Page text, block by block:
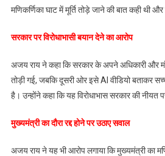
मणिकर्णिका घाट में मूर्ति तोड़े जाने की बात कही थी
सरकार पर विरोधाभासी बयान देने का आरोप
अजय राय ने कहा कि सरकार के अपने अधिकारी और
तोड़ी गई, जबकि दूसरी ओर इसे AI वीडियो बताकर
है। उन्होंने कहा कि यह विरोधाभास सरकार की
मुख्यमंत्री का दौरा रद्द होने पर उठाए सवाल
अजय राय ने यह भी आरोप लगाया कि मुख्यमंत्री का